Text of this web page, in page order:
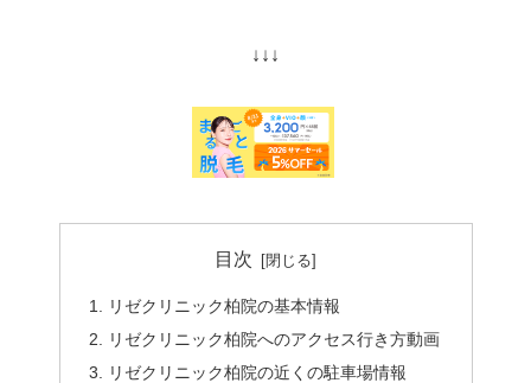
↓↓↓
目次
リゼクリニック柏院の基本情報
リゼクリニック柏院へのアクセス行き方動画
リゼクリニック柏院の近くの駐車場情報